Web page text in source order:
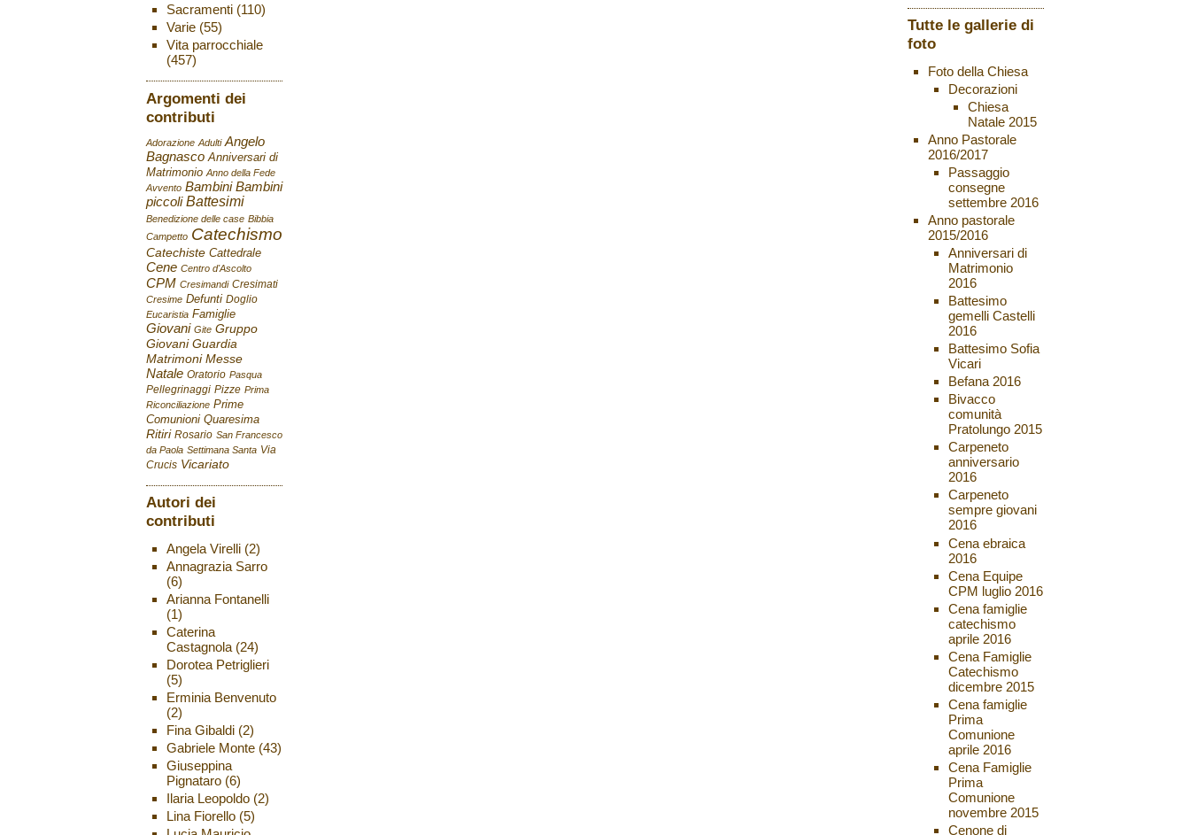
Sacramenti(110)
Varie(55)
Vita parrocchiale
(457)
Argomenti dei
contributi
Adorazione Adulti Angelo
Bagnasco Anniversari di
Matrimonio Anno della Fede
Avvento Bambini Bambini
piccoli Battesimi
Benedizione delle case Bibbia
Campetto Catechismo
Catechiste Cattedrale
Cene Centro d'Ascolto
CPM Cresimandi Cresimati
Cresime Defunti Doglio
Eucaristia Famiglie
Giovani Gite Gruppo
Giovani Guardia
Matrimoni Messe
Natale Oratorio Pasqua
Pellegrinaggi Pizze Prima
Riconciliazione Prime
Comunioni Quaresima
Ritiri Rosario San Francesco
da Paola Settimana Santa Via
Crucis Vicariato
Autori dei
contributi
Angela Virelli(2)
Annagrazia Sarro
(6)
Arianna Fontanelli
(1)
Caterina
Castagnola(24)
Dorotea Petriglieri
(5)
Erminia Benvenuto
(2)
Fina Gibaldi(2)
Gabriele Monte(43)
Giuseppina
Pignataro(6)
Ilaria Leopoldo(2)
Lina Fiorello(5)
Tutte le gallerie di
foto
Foto della Chiesa
Decorazioni
Chiesa
Natale 2015
Anno Pastorale
2016/2017
Passaggio
consegne
settembre 2016
Anno pastorale
2015/2016
Anniversari di
Matrimonio
2016
Battesimo
gemelli Castelli
2016
Battesimo Sofia
Vicari
Befana 2016
Bivacco
comunità
Pratolungo 2015
Carpeneto
anniversario
2016
Carpeneto
sempre giovani
2016
Cena ebraica
2016
Cena Equipe
CPM luglio 2016
Cena famiglie
catechismo
aprile 2016
Cena Famiglie
Catechismo
dicembre 2015
Cena famiglie
Prima
Comunione
aprile 2016
Cena Famiglie
Prima
Comunione
novembre 2015
Cenone di